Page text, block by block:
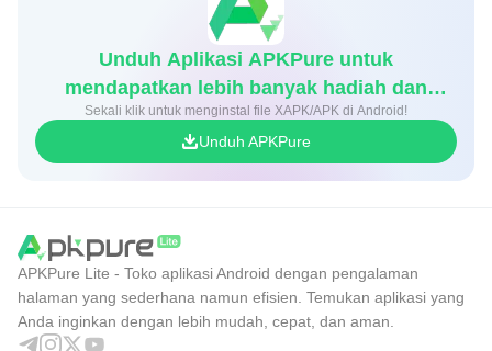
Unduh Aplikasi APKPure untuk
mendapatkan lebih banyak hadiah dan
diskon game
Sekali klik untuk menginstal file XAPK/APK di Android!
Unduh APKPure
APKPure Lite - Toko aplikasi Android dengan pengalaman
halaman yang sederhana namun efisien. Temukan aplikasi yang
Anda inginkan dengan lebih mudah, cepat, dan aman.